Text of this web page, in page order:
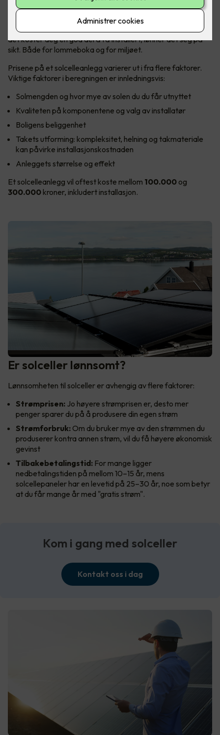
Prisen er avhengig av flere faktorer
Solceller er en kostbar, men lønnsom investering. Selv om
det koster deg en god del å få installert, lønner det seg på
sikt. Både for lommeboka og for miljøet.
Prisene på et solcelleanlegg varierer ut i fra flere faktorer.
Viktige faktorer i beregningen er innledningsvis:
Solmengden og hvor mye av solen du du får utnyttet
Kvaliteten på komponentene og valg av installatør
Boligens beliggenhet
Takets utforming: kompleksitet, helning og takmateriale
kan påvirke installasjonskostnaden
Anleggets størrelse og effekt
Et solcelleanlegg vil oftest koste mellom 100.000 og
300.000 kroner, inkludert installasjon.
Er solceller lønnsomt?
Lønnsomheten til solceller er avhengig av flere faktorer:
Strømprisen: Jo høyere strømprisen er, desto mer
penger sparer du på å produsere din egen strøm
Strømforbruk: Om du bruker mye av den strømmen du
produserer kontra annen strøm, vil du få høyere økonomisk
gevinst
Tilbakebetalingstid: For mange ligger
nedbetalingstiden på mellom 10–15 år, mens
solcellepaneler har en levetid på 25–30 år, noe som betyr
at du får mange år med "gratis strøm".
Kom i gang med solceller
Kontakt oss i dag